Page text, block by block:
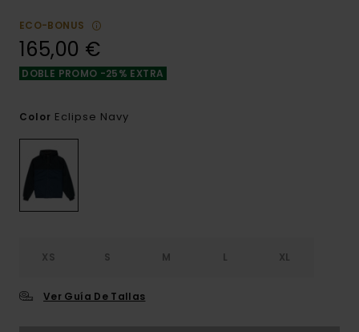
ECO-BONUS
165,00 €
DOBLE PROMO -25% EXTRA
Color Eclipse Navy
XS S M L XL
Ver Guía De Tallas